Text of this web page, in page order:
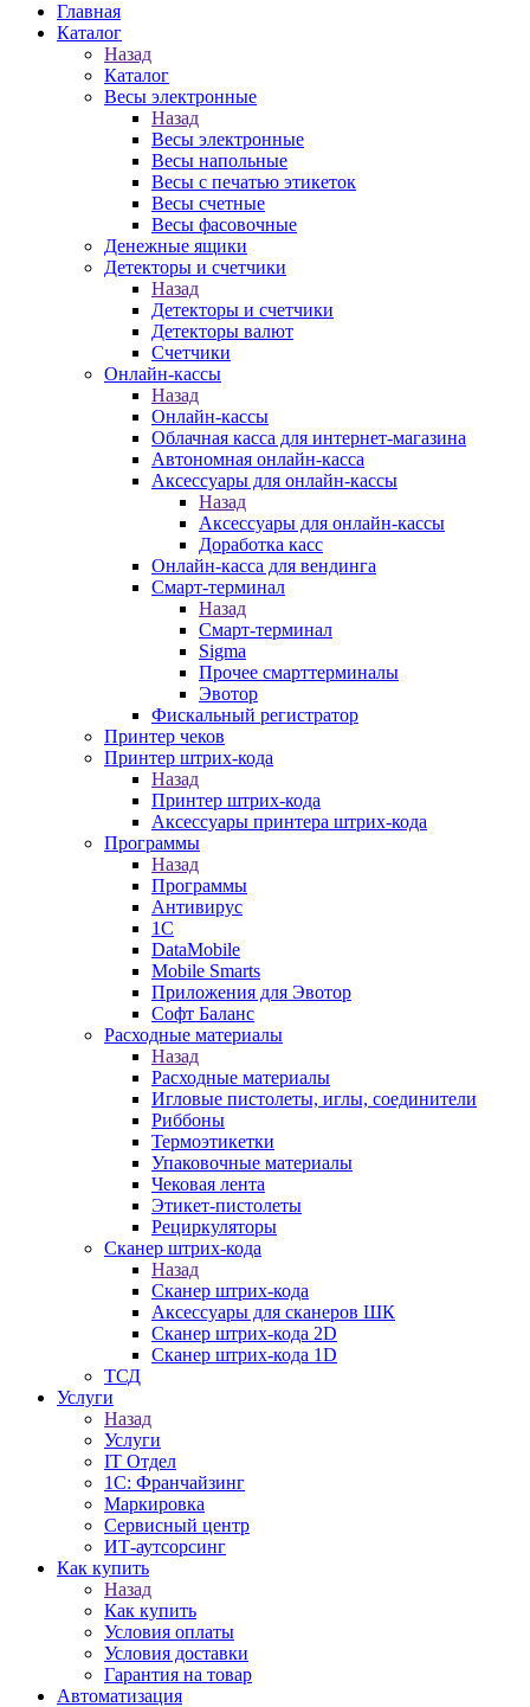
Главная
Каталог
Назад
Каталог
Весы электронные
Назад
Весы электронные
Весы напольные
Весы с печатью этикеток
Весы счетные
Весы фасовочные
Денежные ящики
Детекторы и счетчики
Назад
Детекторы и счетчики
Детекторы валют
Счетчики
Онлайн-кассы
Назад
Онлайн-кассы
Облачная касса для интернет-магазина
Автономная онлайн-касса
Аксессуары для онлайн-кассы
Назад
Аксессуары для онлайн-кассы
Доработка касс
Онлайн-касса для вендинга
Смарт-терминал
Назад
Смарт-терминал
Sigma
Прочее смарттерминалы
Эвотор
Фискальный регистратор
Принтер чеков
Принтер штрих-кода
Назад
Принтер штрих-кода
Аксессуары принтера штрих-кода
Программы
Назад
Программы
Антивирус
1С
DataMobile
Mobile Smarts
Приложения для Эвотор
Софт Баланс
Расходные материалы
Назад
Расходные материалы
Игловые пистолеты, иглы, соединители
Риббоны
Термоэтикетки
Упаковочные материалы
Чековая лента
Этикет-пистолеты
Рециркуляторы
Сканер штрих-кода
Назад
Сканер штрих-кода
Аксессуары для сканеров ШК
Сканер штрих-кода 2D
Сканер штрих-кода 1D
ТСД
Услуги
Назад
Услуги
IT Отдел
1С: Франчайзинг
Маркировка
Сервисный центр
ИТ-аутсорсинг
Как купить
Назад
Как купить
Условия оплаты
Условия доставки
Гарантия на товар
Автоматизация